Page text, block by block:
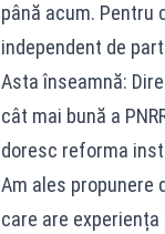
până acum.
independent de
Asta înseamnă:
cât mai bună a
doresc reforma
Am ales propunere
care are